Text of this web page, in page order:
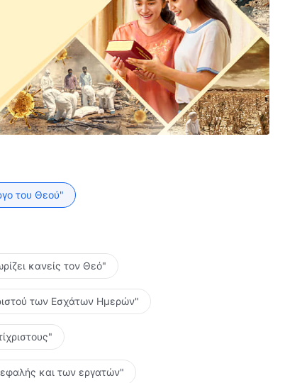
του Θεού"
κανείς τον Θεό"
των Εσχάτων Ημερών"
και των εργατών"